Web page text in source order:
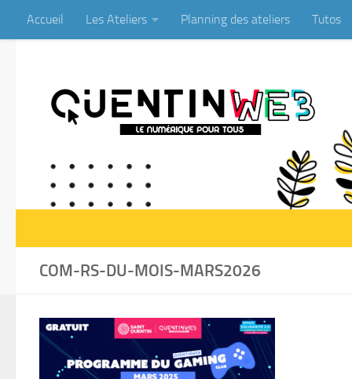
Skip to content
Accueil Les Ateliers Planning des ateliers Tutos
COM-RS-DU-MOIS-MARS2026